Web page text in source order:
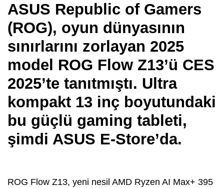
ASUS Republic of Gamers
(ROG), oyun dünyasının
sınırlarını zorlayan 2025
model ROG Flow Z13’ü CES
2025’te tanıtmıştı. Ultra
kompakt 13 inç boyutundaki
bu güçlü gaming tableti,
şimdi ASUS E-Store’da.
ROG Flow Z13, yeni nesil AMD Ryzen AI Max+ 395